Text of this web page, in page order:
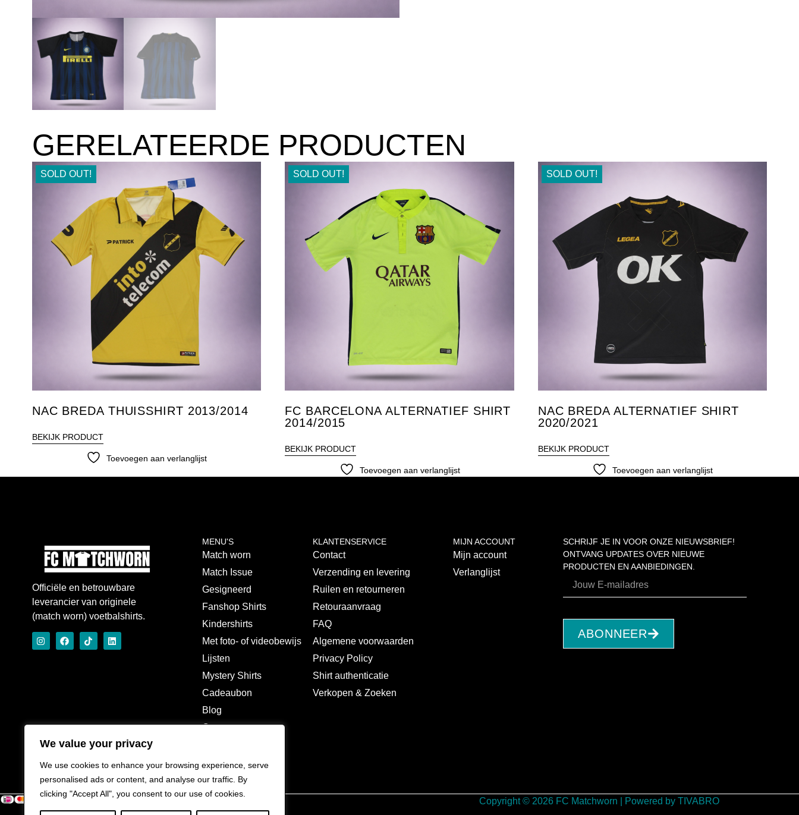
We value your privacy
We use cookies to enhance your browsing experience, serve
personalised ads or content, and analyse our traffic. By
clicking "Accept All", you consent to our use of cookies.
GERELATEERDE PRODUCTEN
SOLD OUT!
NAC BREDA THUISSHIRT 2013/2014
BEKIJK PRODUCT
Toevoegen aan verlanglijst
SOLD OUT!
FC BARCELONA ALTERNATIEF SHIRT
2014/2015
BEKIJK PRODUCT
Toevoegen aan verlanglijst
SOLD OUT!
NAC BREDA ALTERNATIEF SHIRT
2020/2021
BEKIJK PRODUCT
Toevoegen aan verlanglijst
Officiële en betrouwbare
leverancier van originele
(match worn) voetbalshirts.
MENU'S
Match worn
Match Issue
Gesigneerd
Fanshop Shirts
Kindershirts
Met foto- of videobewijs
Lijsten
Mystery Shirts
Cadeaubon
Blog
Over
KLANTENSERVICE
Contact
Verzending en levering
Ruilen en retourneren
Retouraanvraag
FAQ
Algemene voorwaarden
Privacy Policy
Shirt authenticatie
Verkopen & Zoeken
MIJN ACCOUNT
Mijn account
Verlanglijst
SCHRIJF JE IN VOOR ONZE NIEUWSBRIEF!
ONTVANG UPDATES OVER NIEUWE
PRODUCTEN EN AANBIEDINGEN.
ABONNEER
Copyright © 2026 FC Matchworn | Powered by TIVABRO